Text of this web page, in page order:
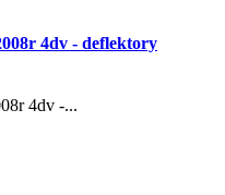
4dv - deflektory
4dv -...